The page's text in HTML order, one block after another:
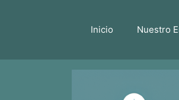
Inicio Nuestro